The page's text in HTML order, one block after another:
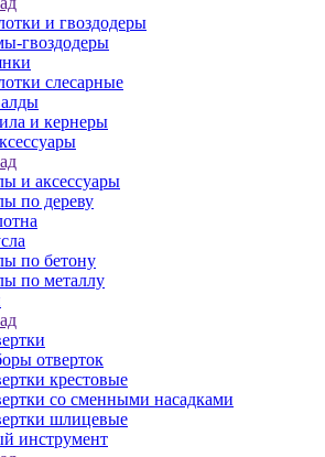
и гвоздодеры
гвоздодеры
слесарные
и кернеры
и аксессуары
по дереву
по бетону
по металлу
отверток
крестовые
со сменными насадками
шлицевые
инструмент